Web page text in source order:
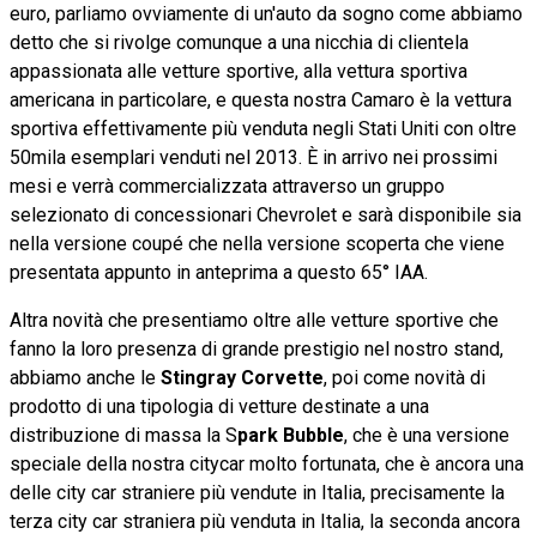
euro, parliamo ovviamente di un'auto da sogno come abbiamo
detto che si rivolge comunque a una nicchia di clientela
appassionata alle vetture sportive, alla vettura sportiva
americana in particolare, e questa nostra Camaro è la vettura
sportiva effettivamente più venduta negli Stati Uniti con oltre
50mila esemplari venduti nel 2013. È in arrivo nei prossimi
mesi e verrà commercializzata attraverso un gruppo
selezionato di concessionari Chevrolet e sarà disponibile sia
nella versione coupé che nella versione scoperta che viene
presentata appunto in anteprima a questo 65° IAA.
Altra novità che presentiamo oltre alle vetture sportive che
fanno la loro presenza di grande prestigio nel nostro stand,
abbiamo anche le Stingray Corvette, poi come novità di
prodotto di una tipologia di vetture destinate a una
distribuzione di massa la Spark Bubble, che è una versione
speciale della nostra citycar molto fortunata, che è ancora una
delle city car straniere più vendute in Italia, precisamente la
terza city car straniera più venduta in Italia, la seconda ancora